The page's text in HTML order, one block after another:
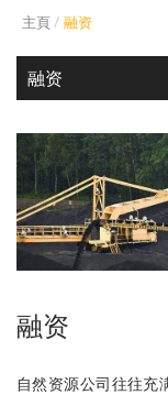
主頁 融资
融资
融资
自然资源公司往往充